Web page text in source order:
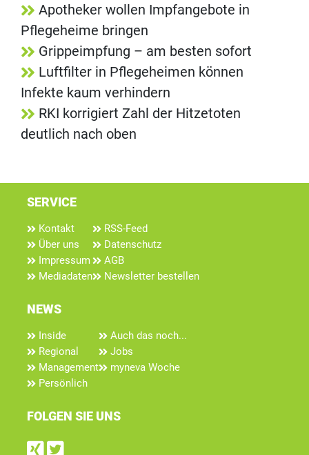
Apotheker wollen Impfangebote in
Pflegeheime bringen
Grippeimpfung – am besten sofort
Luftfilter in Pflegeheimen können
Infekte kaum verhindern
RKI korrigiert Zahl der Hitzetoten
deutlich nach oben
SERVICE
Kontakt
Über uns
Impressum
Mediadaten
RSS-Feed
Datenschutz
AGB
Newsletter bestellen
NEWS
Inside
Regional
Management
Persönlich
Auch das noch...
Jobs
myneva Woche
FOLGEN SIE UNS
Find us on Xing
Follow us on Twitter